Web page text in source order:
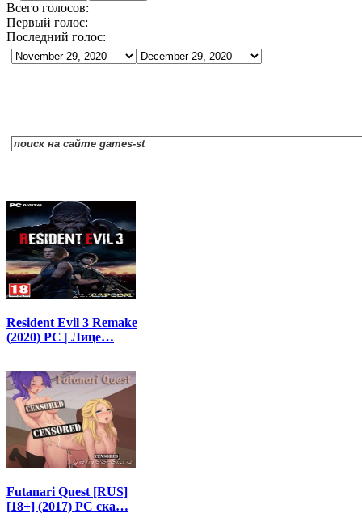
Всего голосов:
Первый голос:
Последний голос:
Resident Evil 3 Remake
(2020) PC | Лице…
Futanari Quest [RUS]
[18+] (2017) PC ска…